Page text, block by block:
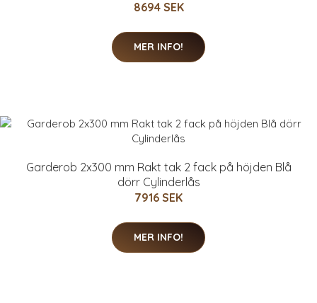
8694 SEK
MER INFO!
Garderob 2x300 mm Rakt tak 2 fack på höjden Blå
dörr Cylinderlås
7916 SEK
MER INFO!